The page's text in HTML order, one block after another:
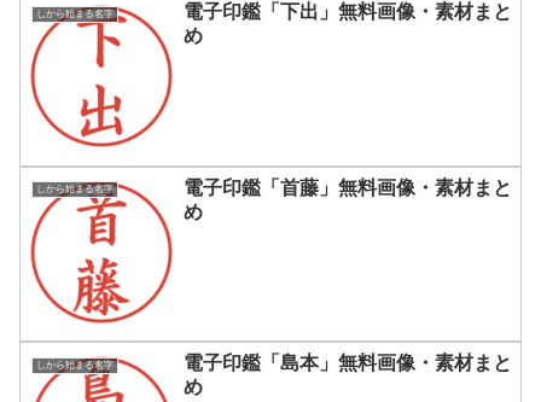
しから始まる名字
電子印鑑「下出」無料画像・素材まと
め
しから始まる名字
電子印鑑「首藤」無料画像・素材まと
め
しから始まる名字
電子印鑑「島本」無料画像・素材まと
め